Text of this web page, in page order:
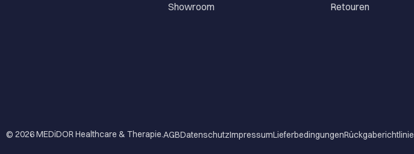
Showroom
Retouren
© 2026MEDiDOR Healthcare & Therapie.AGBDatenschutzImpressumLieferbedingungenRückgaberichtlinie